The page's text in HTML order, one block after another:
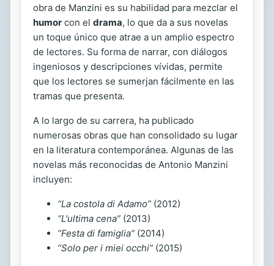
obra de Manzini es su habilidad para mezclar el
humor con el drama, lo que da a sus novelas
un toque único que atrae a un amplio espectro
de lectores. Su forma de narrar, con diálogos
ingeniosos y descripciones vívidas, permite
que los lectores se sumerjan fácilmente en las
tramas que presenta.
A lo largo de su carrera, ha publicado
numerosas obras que han consolidado su lugar
en la literatura contemporánea. Algunas de las
novelas más reconocidas de Antonio Manzini
incluyen:
“La costola di Adamo” (2012)
“L'ultima cena” (2013)
“Festa di famiglia” (2014)
“Solo per i miei occhi” (2015)